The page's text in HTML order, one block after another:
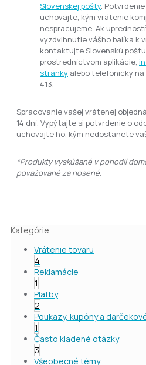
Kategórie
Vrátenie tovaru
4
Reklamácie
1
Platby
2
Poukazy, kupóny a
1
Často kladené otázky
3
Všeobecné témy
Slovenskej pošty.
uchovajte, kým vrátenie
nespracujeme. Ak
vyzdvihnutie vášho balíka k
kontaktujte Slovenskú poštu
prostredníctvom aplikácie,
stránky alebo telefonicky na
413.
Spracovanie vašej vrátenej
14 dní. Vypýtajte si potvrdenie o
uchovajte ho, kým nedostanete
*Produkty vyskúšané v pohodlí
považované za nosené.